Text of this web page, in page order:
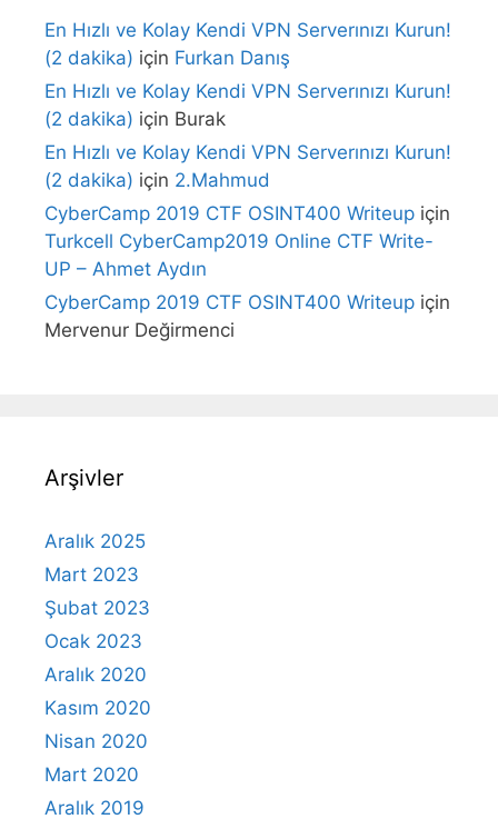
En Hızlı ve Kolay Kendi VPN Serverınızı Kurun!
(2 dakika) için Furkan Danış
En Hızlı ve Kolay Kendi VPN Serverınızı Kurun!
(2 dakika) için Burak
En Hızlı ve Kolay Kendi VPN Serverınızı Kurun!
(2 dakika) için 2.Mahmud
CyberCamp 2019 CTF OSINT400 Writeup için
Turkcell CyberCamp2019 Online CTF Write-
UP – Ahmet Aydın
CyberCamp 2019 CTF OSINT400 Writeup için
Mervenur Değirmenci
Arşivler
Aralık 2025
Mart 2023
Şubat 2023
Ocak 2023
Aralık 2020
Kasım 2020
Nisan 2020
Mart 2020
Aralık 2019